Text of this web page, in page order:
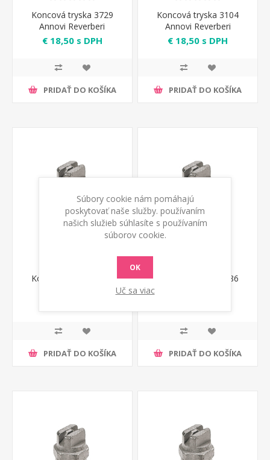
Koncová tryska 3729
Annovi Reverberi
€ 18,50 s DPH
PRIDAŤ DO KOŠÍKA
Koncová tryska 3104
Annovi Reverberi
€ 18,50 s DPH
PRIDAŤ DO KOŠÍKA
Koncová tryska 3082
PRIDAŤ DO KOŠÍKA
Koncová tryska 3086
PRIDAŤ DO KOŠÍKA
Súbory cookie nám pomáhajú
poskytovať naše služby. používaním
našich služieb súhlasíte s používaním
súborov cookie.
OK
Uč sa viac